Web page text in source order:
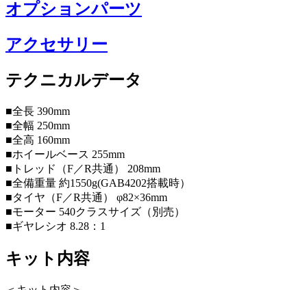
オプションパーツ
アクセサリー
テクニカルデータ
■全長 390mm
■全幅 250mm
■全高 160mm
■ホイールベース 255mm
■トレッド（F／R共通） 208mm
■全備重量 約1550g(GAB4202搭載時）
■タイヤ（F／R共通） φ82×36mm
■モーター 540クラスサイズ（別売）
■ギヤレシオ 8.28：1
キット内容